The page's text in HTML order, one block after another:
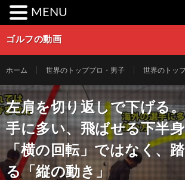
ゴルフの動画
ホーム 世界のトッププロ・男子 世界のトッ
左肩を切り返しで下げる
手に多い、飛ばせる下半
「横の回転」ではなく、
る「縦の動き」
MENU